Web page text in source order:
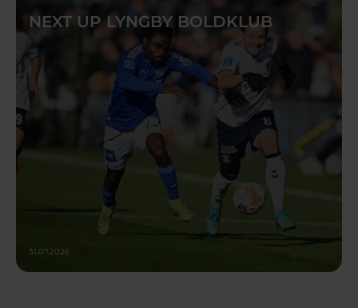
NEXT UP LYNGBY BOLDKLUB
31.07.2026